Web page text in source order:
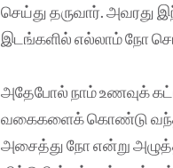
செய்து தருவார். அவரது
இடங்களில் எல்லாம் நோ
அதேபோல் நாம் உணவுக்
வகைகளைக் கொண்டு
அசைத்து நோ என்று